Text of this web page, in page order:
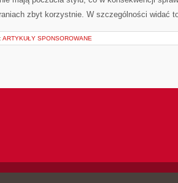
zbyt korzystnie. W szczególności widać
ARTYKUŁY SPONSOROWANE